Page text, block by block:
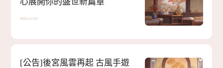
2025-12-23
[公告]後宮風雲再起 古風手遊